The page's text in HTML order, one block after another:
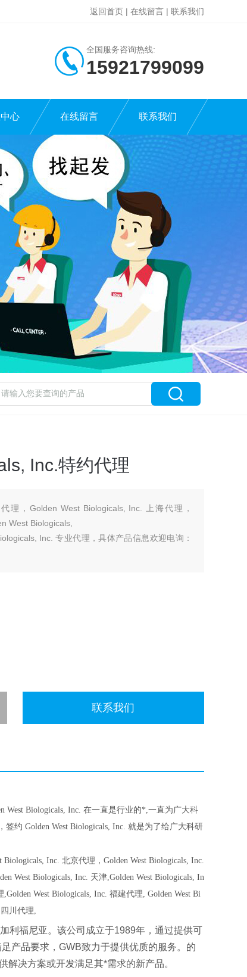
返回首页 | 在线留言 | 联系我们
全国服务咨询热线:
15921799099
心 在线留言 联系我们
Inc.特约代理
理，Golden West Biologicals, Inc. 上海代理，
West Biologicals,
Inc. 专业代理，具体产品信息欢迎电询：
联系我们
West Biologicals, Inc. 在一直是行业的*,一直为广大科
签约 Golden West Biologicals, Inc. 就是为了给广大科研
Biologicals, Inc. 北京代理， Golden West Biologicals, Inc.
West Biologicals, Inc. 天津,Golden West Biologicals, In
,Golden West Biologicals, Inc. 福建代理, Golden West Bi
四川代理,
利福尼亚。该公司成立于1989年，通过提供可
产品要求，GWB致力于提供优质的服务。的
解决方案或开发满足其*需求的新产品。